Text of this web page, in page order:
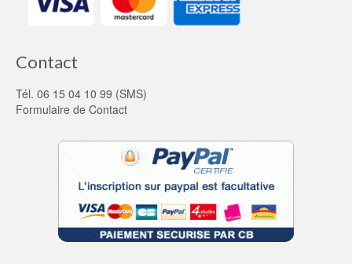
Contact
Tél. 06 15 04 10 99 (SMS)
Formulaire de Contact